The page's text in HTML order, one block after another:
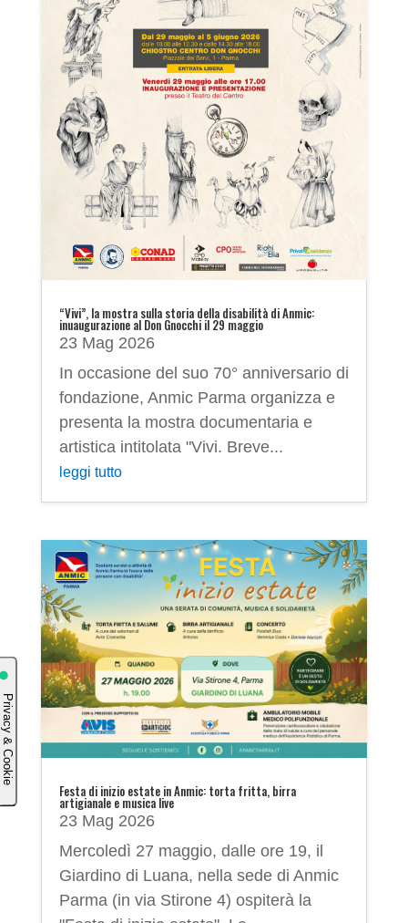
“Vivi”, la mostra sulla storia della disabilità di Anmic:
inuaugurazione al Don Gnocchi il 29 maggio
23 Mag 2026
In occasione del suo 70° anniversario di
fondazione, Anmic Parma organizza e
presenta la mostra documentaria e
artistica intitolata "Vivi. Breve...
leggi tutto
Festa di inizio estate in Anmic: torta fritta, birra
artigianale e musica live
23 Mag 2026
Mercoledì 27 maggio, dalle ore 19, il
Giardino di Luana, nella sede di Anmic
Parma (in via Stirone 4) ospiterà la